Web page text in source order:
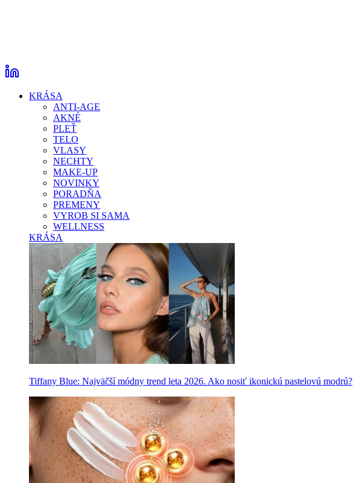
KRÁSA
ANTI-AGE
AKNÉ
PLEŤ
TELO
VLASY
NECHTY
MAKE-UP
NOVINKY
PORADŇA
PREMENY
VYROB SI SAMA
WELLNESS
KRÁSA
Tiffany Blue: Najväčší módny trend leta 2026. Ako nosiť ikonickú pastelovú modrú?